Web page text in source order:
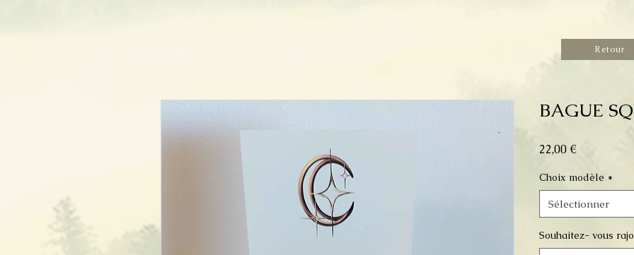
BAGUE
22,00 €Prix
Choix modèle *
Sélectionner
Souhaitez- vous
Retour